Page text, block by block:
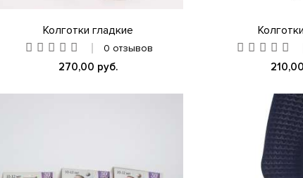
Колготки гладкие
0 отзывов
270,00 руб.